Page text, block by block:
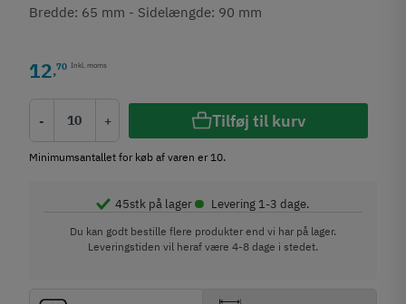
Bredde: 65 mm - Sidelængde: 90 mm
12,70 Inkl. moms
- + Tilføj til kurv
Minimumsantallet for køb af varen er 10.
45stk på lager• Levering 1-3 dage.
Du kan godt bestille flere produkter end vi har på lager.
Leveringstiden vil heraf være 4-8 dage i stedet.